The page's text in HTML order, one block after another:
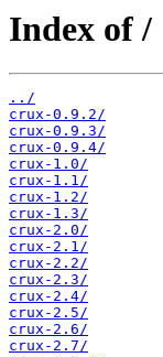
Index of /
../
crux-0.9.2/
crux-0.9.3/
crux-0.9.4/
crux-1.0/
crux-1.1/
crux-1.2/
crux-1.3/
crux-2.0/
crux-2.1/
crux-2.2/
crux-2.3/
crux-2.4/
crux-2.5/
crux-2.6/
crux-2.7/